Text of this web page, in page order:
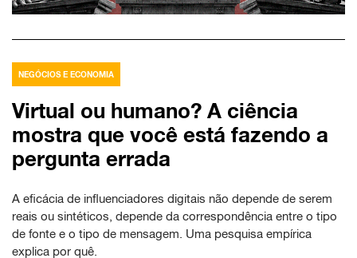
NEGÓCIOS E ECONOMIA
Virtual ou humano? A ciência
mostra que você está fazendo a
pergunta errada
A eficácia de influenciadores digitais não depende de serem
reais ou sintéticos, depende da correspondência entre o tipo
de fonte e o tipo de mensagem. Uma pesquisa empírica
explica por quê.